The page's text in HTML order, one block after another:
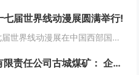
七届世界线动漫展圆满举行!
10月4日至7日，成都第十七届世界线动漫展在中国西部国际博览城成功举行。世界线动漫展是成都本土市场孕育的动漫展会，凭借独特的游戏体验和品牌展商互动内容，在年轻二次元人群好评如潮，成为了西部地区受众人数最多、规模最大的动漫展会。成都第十七届世...
山西潞安矿业（集团）有限责任公司古城煤矿： 企业基层党组织如何围绕中心工作发挥宣传赋能作用